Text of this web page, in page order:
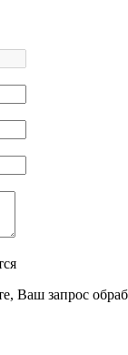
Ваш запрос